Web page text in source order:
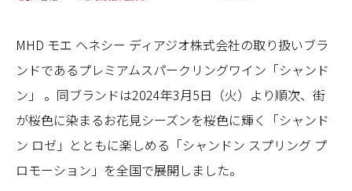
MHD モエ ヘネシー ディアジオ株式会社の取り扱いブラ
ンドであるプレミアムスパークリングワイン「シャンド
ン」 。同ブランドは2024年3月5日（火）より順次、街
が桜色に染まるお花見シーズンを桜色に輝く「シャンド
ン ロゼ」とともに楽しめる「シャンドン スプリング プ
ロモーション」を全国で展開しました。